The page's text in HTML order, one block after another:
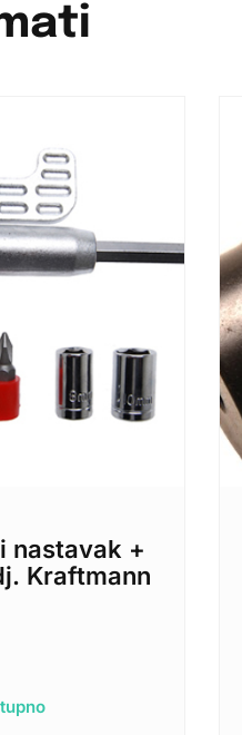
nastavak +
Kraftmann